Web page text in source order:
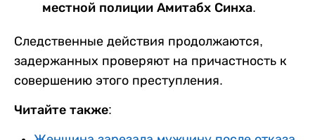
местной полиции Амитабх Синха.
Следственные действия продолжаются,
задержанных проверяют на причастность к
совершению этого преступления.
Читайте также: